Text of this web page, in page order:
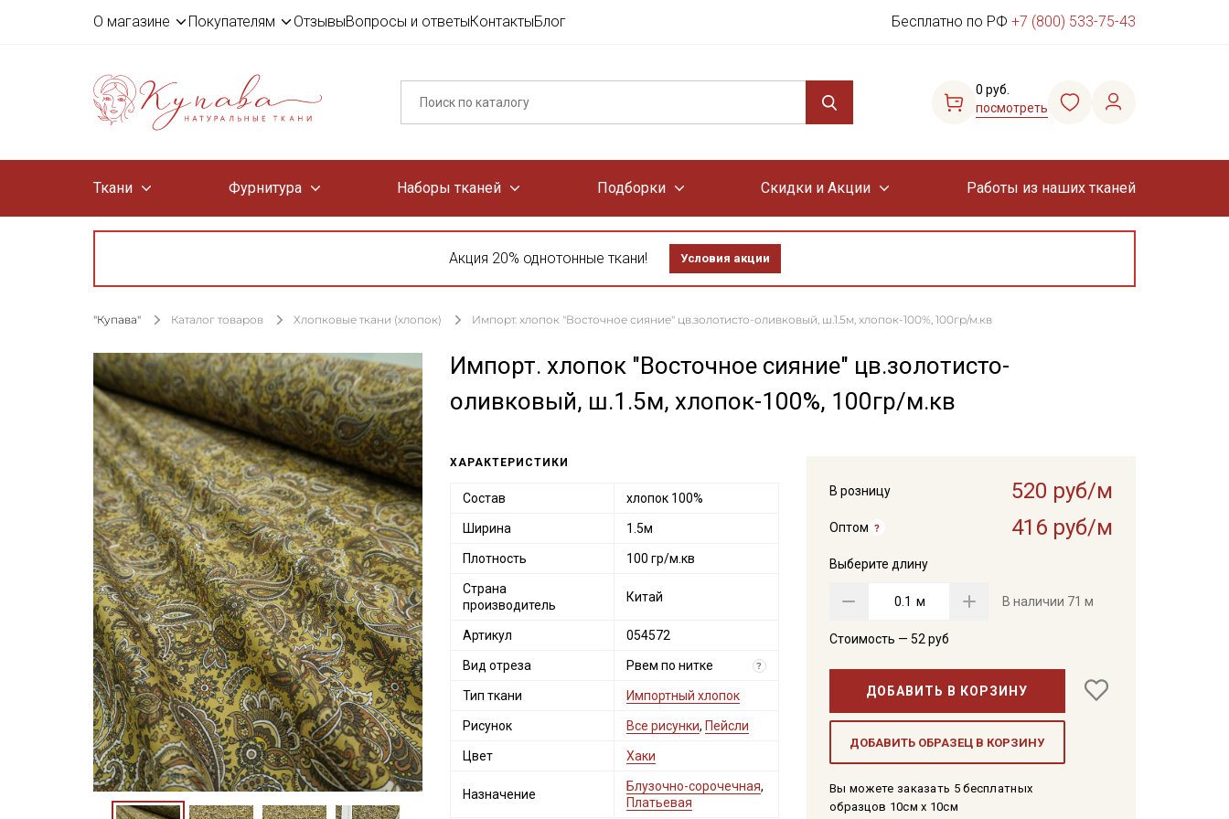
О магазине Покупателям ОтзывыВопросы и ответыКонтактыБлог Бесплатно по РФ +7 (800) 533-75-43
0 руб.
посмотреть
Ткани Фурнитура Наборы тканей Подборки Скидки и Акции Работы из наших тканей
Акция 20% однотонные ткани! Условия акции
"Купава" Каталог товаров Хлопковые ткани (хлопок) Импорт. хлопок "Восточное сияние" цв.золотисто-оливковый, ш.1.5м, хлопок-100%, 100гр/м.кв
Импорт. хлопок "Восточное сияние" цв.золотисто-
оливковый, ш.1.5м, хлопок-100%, 100гр/м.кв
В розницу 520 руб/м
Оптом 416 руб/м
Выберите длину
м В наличии 71 м
Стоимость — 52 руб
ДОБАВИТЬ В КОРЗИНУ
ДОБАВИТЬ ОБРАЗЕЦ В КОРЗИНУ
Вы можете заказать 5 бесплатных
образцов 10см x 10см
ХАРАКТЕРИСТИКИ
Состав хлопок 100%
Ширина 1.5м
Плотность 100 гр/м.кв
Страна
производитель
Китай
Артикул 054572
Вид отреза Рвем по нитке ?
Тип ткани Импортный хлопок
Рисунок Все рисунки, Пейсли
Цвет Хаки
Назначение
Блузочно-сорочечная,
Платьевая